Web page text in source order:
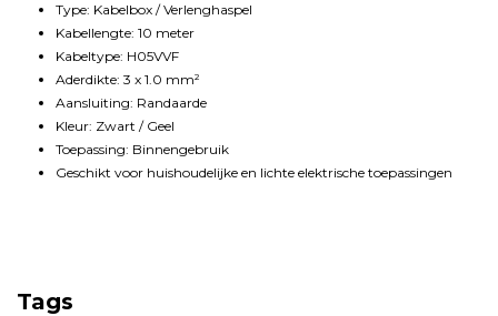
Type: Kabelbox / Verlenghaspel
Kabellengte: 10 meter
Kabeltype: H05VVF
Aderdikte: 3 x 1.0 mm²
Aansluiting: Randaarde
Kleur: Zwart / Geel
Toepassing: Binnengebruik
Geschikt voor huishoudelijke en lichte elektrische toepassingen
Tags